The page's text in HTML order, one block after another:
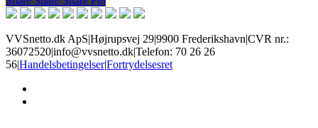
VVSnetto.dk ApS|Højrupsvej 29|9900 Frederikshavn|CVR nr.:
36072520|info@vvsnetto.dk|Telefon: 70 26 26
56|Handelsbetingelser|Fortrydelsesret